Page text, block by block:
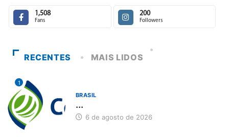
1,508
Fans
200
Followers
RECENTES MAIS LIDOS
1
BRASIL
...
6 de agosto de 2026